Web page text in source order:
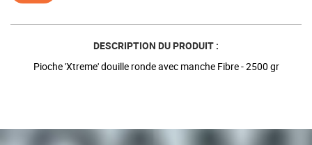
DESCRIPTION DU PRODUIT :
Pioche 'Xtreme' douille ronde avec manche Fibre - 2500 gr